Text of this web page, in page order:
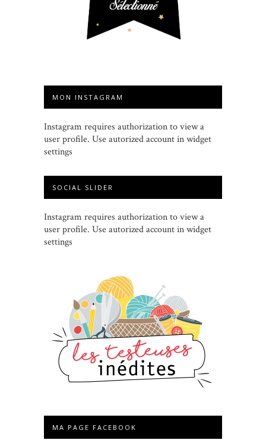
MON INSTAGRAM
Instagram requires authorization to view a
user profile. Use autorized account in widget
settings
SOCIAL SLIDER
Instagram requires authorization to view a
user profile. Use autorized account in widget
settings
MA PAGE FACEBOOK